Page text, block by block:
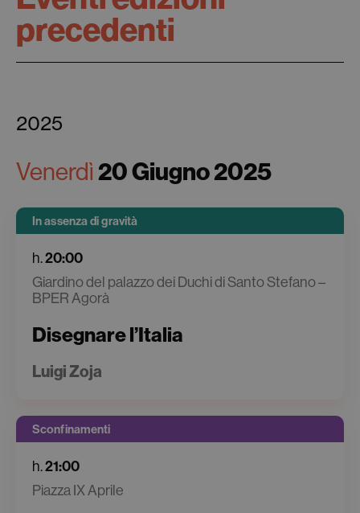
precedenti
2025
Venerdì20 Giugno 2025
In assenza di gravità
h.20:00
Giardino del palazzo dei Duchi di Santo Stefano –
BPER Agorà
Disegnare l’Italia
Luigi Zoja
Sconfinamenti
h.21:00
Piazza IX Aprile